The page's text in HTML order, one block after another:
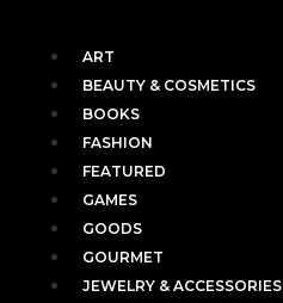
ART
BEAUTY & COSMETICS
BOOKS
FASHION
FEATURED
GAMES
GOODS
GOURMET
JEWELRY & ACCESSORIES